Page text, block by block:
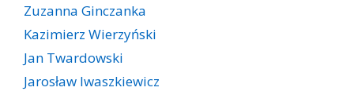
Zuzanna Ginczanka
Kazimierz Wierzyński
Jan Twardowski
Jarosław Iwaszkiewicz